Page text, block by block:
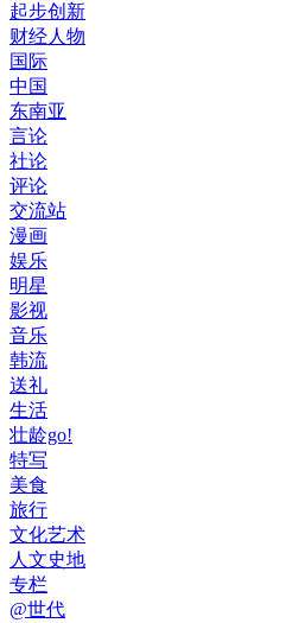
起步创新
财经人物
国际
中国
东南亚
言论
社论
评论
交流站
漫画
娱乐
明星
影视
音乐
韩流
送礼
生活
壮龄go!
特写
美食
旅行
文化艺术
人文史地
专栏
@世代